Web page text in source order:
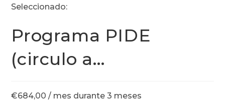
Seleccionado:
Programa PIDE
(circulo a…
€684,00 / mes durante 3 meses